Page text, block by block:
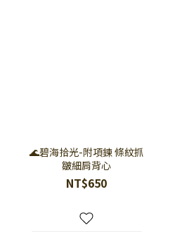
🌊碧海拾光-附項鍊 條紋抓
皺細肩背心
NT$650